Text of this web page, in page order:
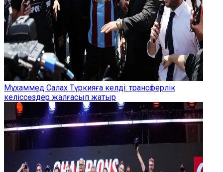
Мұхаммед Салах Түркияға келді: трансферлік
келіссөздер жалғасып жатыр